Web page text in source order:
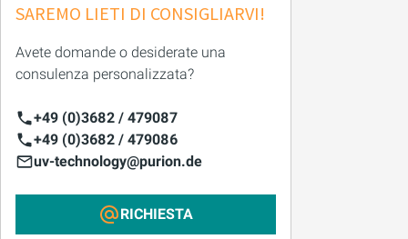
SAREMO LIETI DI CONSIGLIARVI!
Avete domande o desiderate una
consulenza personalizzata?
+49 (0)3682 / 479087
+49 (0)3682 / 479086
uv-technology@purion.de
RICHIESTA